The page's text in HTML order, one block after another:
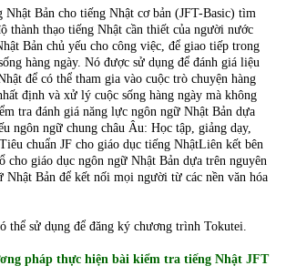
Nhật Bản cho tiếng Nhật cơ bản (JFT-Basic) tìm
thành thạo tiếng Nhật cần thiết của người nước
Bản chủ yếu cho công việc, để giao tiếp trong
hàng ngày. Nó được sử dụng để đánh giá liệu
để có thể tham gia vào cuộc trò chuyện hàng
định và xử lý cuộc sống hàng ngày mà không
tra đánh giá năng lực ngôn ngữ Nhật Bản dựa
ngôn ngữ chung châu Âu: Học tập, giảng dạy,
chuẩn JF cho giáo dục tiếng NhậtLiên kết bên
cho giáo dục ngôn ngữ Nhật Bản dựa trên nguyên
Nhật Bản để kết nối mọi người từ các nền văn hóa
thể sử dụng để đăng ký chương trình Tokutei.
pháp thực hiện bài kiểm tra tiếng Nhật JFT